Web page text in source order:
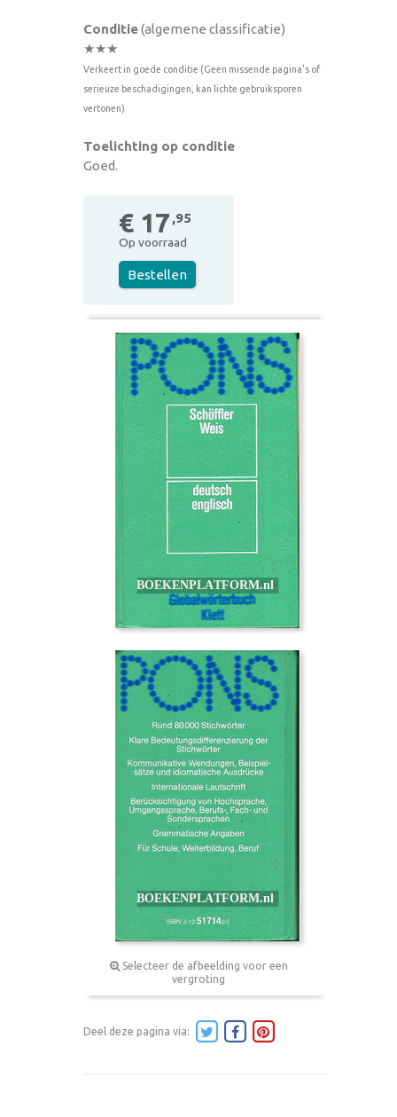
Conditie(algemene classificatie)
★★★
Verkeert in goede conditie (Geen missende pagina's of
serieuze beschadigingen, kan lichte gebruiksporen
vertonen)
Toelichting op conditie
Goed.
€ 17 ,95
Op voorraad
Bestellen
Selecteer de afbeelding voor een
vergroting
Deel deze pagina via: